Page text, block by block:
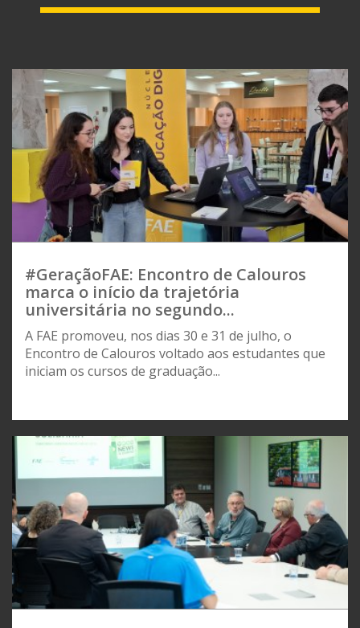
#GeraçãoFAE: Encontro de Calouros
marca o início da trajetória
universitária no segundo...
A FAE promoveu, nos dias 30 e 31 de julho, o
Encontro de Calouros voltado aos estudantes que
iniciam os cursos de graduação...